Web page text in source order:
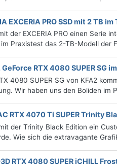
EXCERIA PRO SSD mit 2 TB im
der EXCERIA PRO einen Serie
Praxistest das 2-TB-Modell der
GeForce RTX 4080 SUPER SG
4080 SUPER SG von KFA2
Wir haben uns den Boliden im
RTX 4070 Ti SUPER Trinity
der Trinity Black Edition ein
Wie sich die extravagante
RTX 4080 SUPER iCHILL